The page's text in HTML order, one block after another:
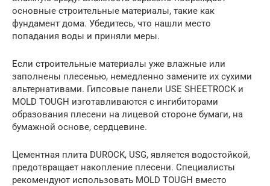
основные строительные материалы, такие как
фундамент дома. Убедитесь, что нашли место
попадания воды и приняли меры.
Если строительные материалы уже влажные или
заполнены плесенью, немедленно замените их сухими
альтернативами. Гипсовые панели USE SHEETROCK и
MOLD TOUGH изготавливаются с ингибиторами
образования плесени на лицевой стороне бумаги, на
бумажной основе, сердцевине.
Цементная плита DUROCK, USG, является водостойкой,
предотвращает накопление плесени. Специалисты
рекомендуют использовать MOLD TOUGH вместо